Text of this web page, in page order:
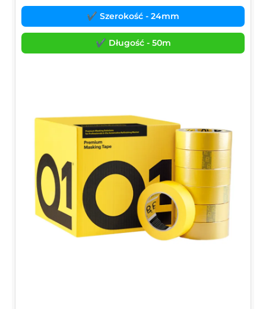
✔️ Szerokość - 24mm
✔️ Długość - 50m